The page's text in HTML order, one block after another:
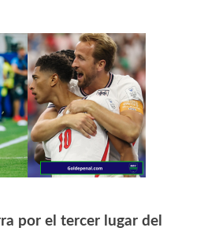
por el tercer lugar del